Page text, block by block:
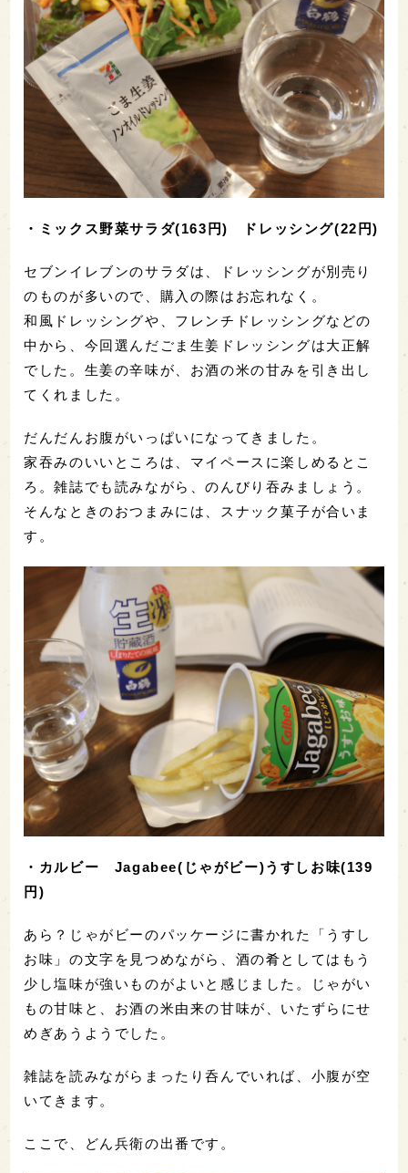
・春巻き(100円)
セブンイレブンの春巻きは、紙にくるんだまま片手
で食べられる手軽さが魅力のひとつ。一口かじる
と、皮がパリッといい音を立て、ひき肉やタケノコ
などジューシーな具が中からとろりとこぼれそうに
なります。ごま油の香りがあとから追いかけ、鼻の
ば、生貯蔵酒のややドライな味わいが、前面に押し
出されました。ごま油の香ばしさとの相性の良さ
に、思わずにんまりしてしまいます。
・ミックス野菜サラダ(163円) ドレッシング(22円)
セブンイレブンのサラダは、ドレッシングが別売り
のものが多いので、購入の際はお忘れなく。
和風ドレッシングや、フレンチドレッシングなどの
中から、今回選んだごま生姜ドレッシングは大正解
でした。生姜の辛味が、お酒の米の甘みを引き出し
てくれました。
だんだんお腹がいっぱいになってきました。
家吞みのいいところは、マイペースに楽しめるとこ
そんなときのおつまみには、スナック菓子が合いま
す。